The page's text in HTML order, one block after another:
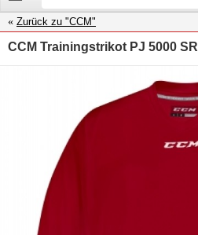
Zurück zu "CCM"
CCM Trainingstrikot PJ 5000 SR